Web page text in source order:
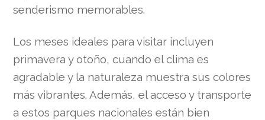
senderismo memorables.
Los meses ideales para visitar incluyen
primavera y otoño, cuando el clima es
agradable y la naturaleza muestra sus colores
más vibrantes. Además, el acceso y transporte
a estos parques nacionales están bien